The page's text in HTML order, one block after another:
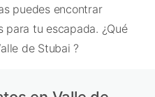
puedes encontrar
para tu escapada. ¿Qué
de Stubai ?